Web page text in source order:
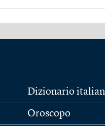
Dizionario
Oroscopo